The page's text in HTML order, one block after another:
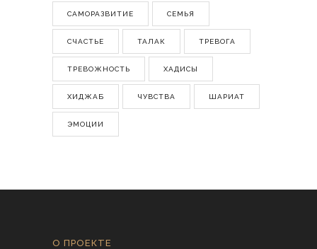
САМОРАЗВИТИЕ СЕМЬЯ
СЧАСТЬЕ ТАЛАК ТРЕВОГА
ТРЕВОЖНОСТЬ ХАДИСЫ
ХИДЖАБ ЧУВСТВА ШАРИАТ
ЭМОЦИИ
О ПРОЕКТЕ